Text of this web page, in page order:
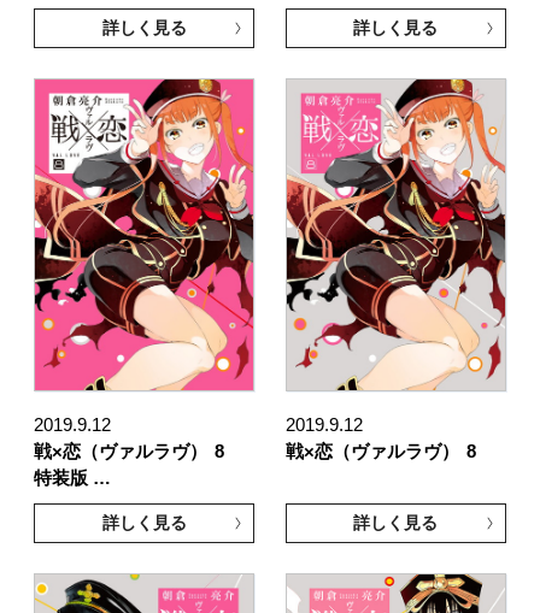
詳しく見る 詳しく見る
2019.9.12
戦×恋（ヴァルラヴ）
8
特装版 …
詳しく見る
2019.9.12
戦×恋（ヴァルラヴ）
8
詳しく見る